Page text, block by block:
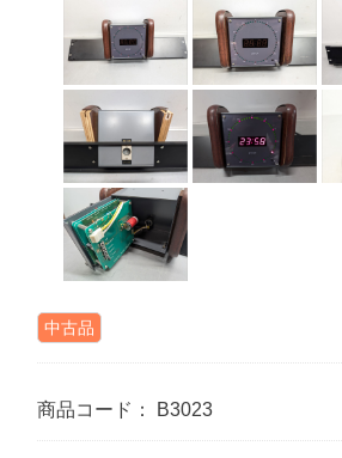
中古品
商品コード： B3023